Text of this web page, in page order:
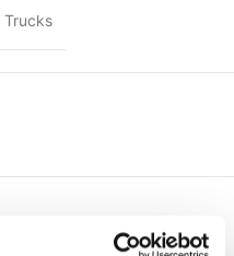
Trucks